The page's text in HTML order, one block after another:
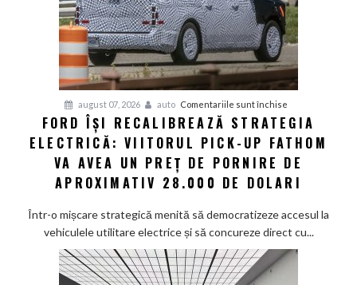
de
la
aproximativ
17.000
de
august 07, 2026 auto Comentariile sunt închise
Ford
își
recalibrează
electrică:
Viitorul
FORD ÎȘI RECALIBREAZĂ STRATEGIA
ELECTRICĂ: VIITORUL PICK-UP FATHOM
VA AVEA UN PREȚ DE PORNIRE DE
APROXIMATIV 28.000 DE DOLARI
Într-o mișcare strategică menită să democratizeze accesul la
vehiculele utilitare electrice și să concureze direct cu...